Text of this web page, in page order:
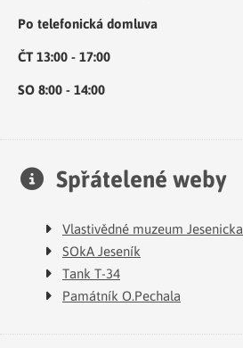
Po telefonická domluva
ČT 13:00 - 17:00
SO 8:00 - 14:00
Spřátelené weby
Vlastivědné muzeum Jesenicka
SOkA Jeseník
Tank T-34
Památník O.Pechala